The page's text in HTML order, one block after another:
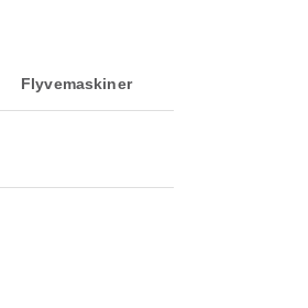
Flyvemaskiner